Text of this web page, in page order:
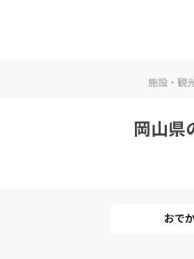
施設・観
岡山県
おで